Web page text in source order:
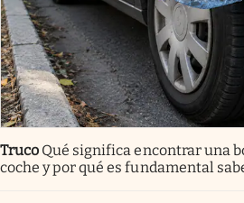
Truco Qué significa encontrar una
coche y por qué es fundamental